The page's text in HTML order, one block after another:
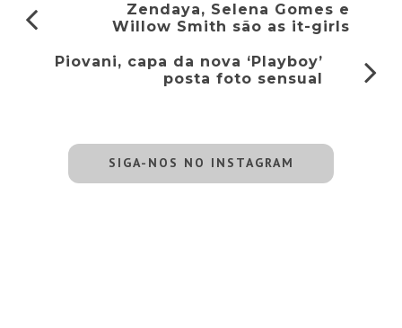
Zendaya, Selena Gomes e
Willow Smith são as it-girls
Piovani, capa da nova ‘Playboy’
posta foto sensual
SIGA-NOS NO INSTAGRAM